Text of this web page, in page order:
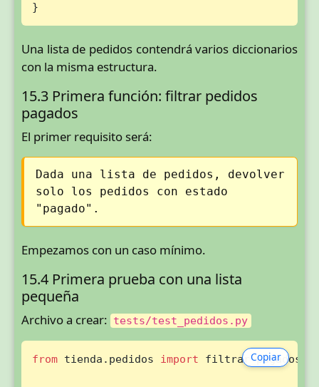
}
Una lista de pedidos contendrá varios diccionarios
con la misma estructura.
15.3 Primera función: filtrar pedidos
pagados
El primer requisito será:
Dada una lista de pedidos, devolver
solo los pedidos con estado
"pagado".
Empezamos con un caso mínimo.
15.4 Primera prueba con una lista
pequeña
Archivo a crear: tests/test_pedidos.py
Copiar
from tienda.pedidos import filtrar_pagados